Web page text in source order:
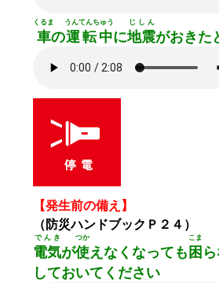
車
くるま
の運転中
うんてんちゅう
に地震
じしん
がおきた
【発生前の備え】
（防災ハンドブックＰ２４）
電気
でんき
が使
つか
えなくなっても困
こま
しておいてください